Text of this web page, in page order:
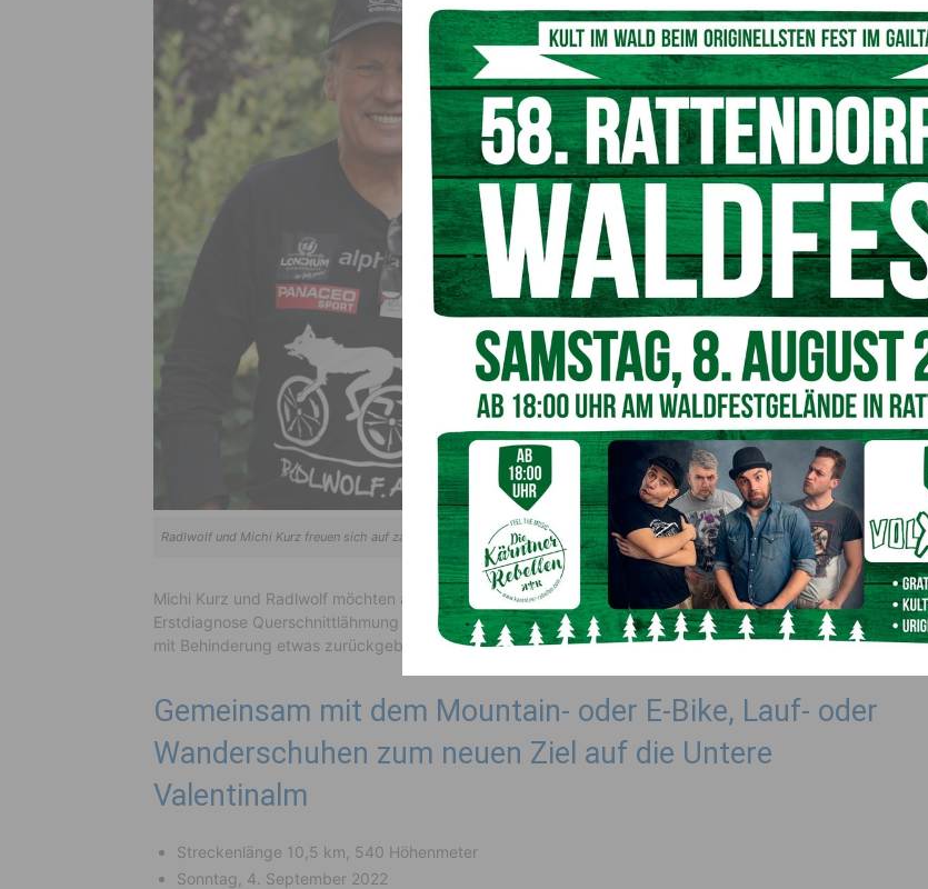
Radlwolf und Michi Kurz freuen sich auf zahlreiche Teilnahme beim „8. Radeln, Laufen und Wandern für den guten Zweck“ © Lea Kurz
Michi Kurz und Radlwolf möchten aus Dankbarkeit ihr Schicksal nach ihren schweren Unfällen mit der
Erstdiagnose Querschnittlähmung so gut gemeistert zu haben mit dieser Veranstaltung anderen Menschen
mit Behinderung etwas zurückgeben.
Gemeinsam mit dem Mountain- oder E-Bike, Lauf- oder
Wanderschuhen zum neuen Ziel auf die Untere
Valentinalm
Streckenlänge 10,5 km, 540 Höhenmeter
Sonntag, 4. September 2022